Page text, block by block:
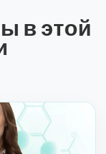
в этой